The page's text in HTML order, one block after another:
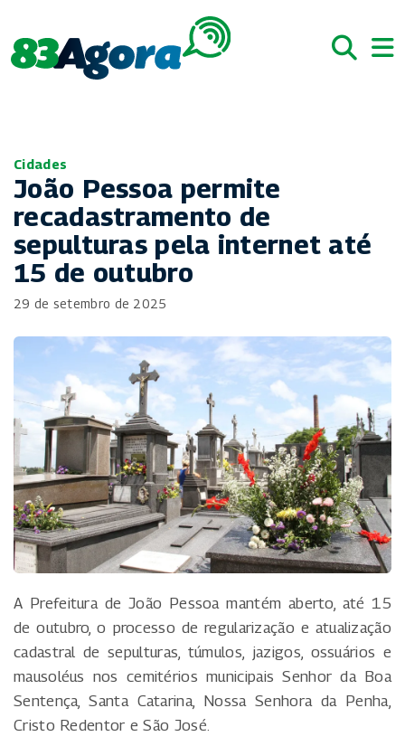
Cidades
João Pessoa permite
recadastramento de
sepulturas pela internet até
15 de outubro
29 de setembro de 2025
A Prefeitura de João Pessoa mantém aberto, até 15
de outubro, o processo de regularização e atualização
cadastral de sepulturas, túmulos, jazigos, ossuários e
mausoléus nos cemitérios municipais Senhor da Boa
Sentença, Santa Catarina, Nossa Senhora da Penha,
Cristo Redentor e São José.